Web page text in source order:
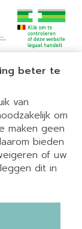
beter te
van
om
maken geen
bieden
of uw
dit in